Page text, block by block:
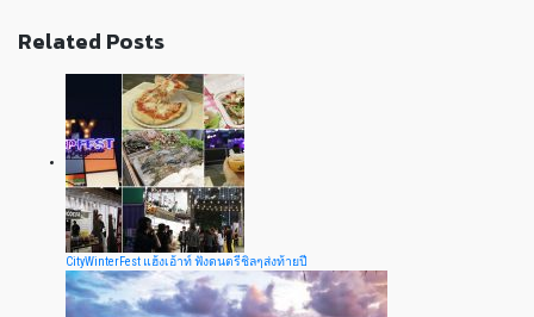
Related Posts
CityWinterFest แฮ้งเอ้าท์ ฟังดนตรีชิลๆส่งท้ายปี